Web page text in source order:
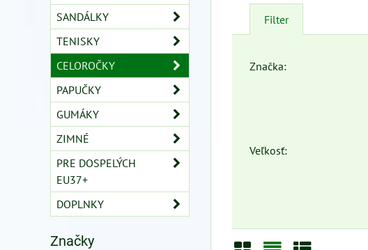
Filter
Značka:
Veľkosť:
SANDÁLKY
TENISKY
CELOROČKY
PAPUČKY
GUMÁKY
ZIMNÉ
PRE DOSPELÝCH
EU37+
DOPLNKY
Značky